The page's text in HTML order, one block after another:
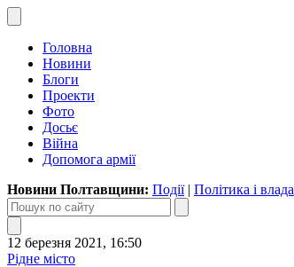
Головна
Новини
Блоги
Проекти
Фото
Досьє
Війна
Допомога армії
Новини Полтавщини: Події| Політика і влада
12 березня 2021, 16:50
Рідне місто